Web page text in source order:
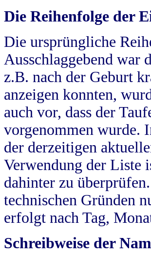
Die Reihenfolge der
Die ursprüngliche
Ausschlaggebend war
z.B. nach der Geburt
anzeigen konnten,
auch vor, dass der
vorgenommen wurde.
der derzeitigen
Verwendung der Liste
dahinter zu
technischen Gründen
erfolgt nach Tag,
Schreibweise der